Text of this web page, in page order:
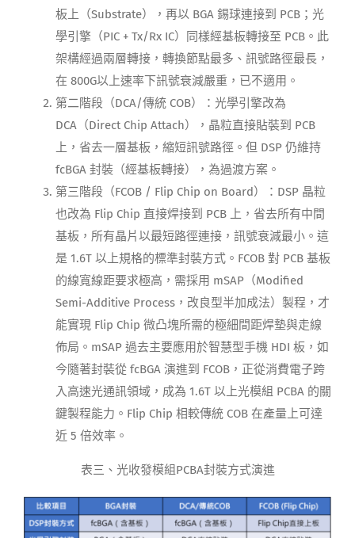
板上（Substrate），再以 BGA 錫球連接到 PCB；光
學引擎（PIC + Tx/Rx IC）同樣經基板轉接至 PCB。此
架構經過兩層轉接，轉換節點最多、訊號路徑最長，
在 800G以上速率下訊號衰減嚴重，已不適用。
第二階段（DCA/傳統 COB）：光學引擎改為
DCA（Direct Chip Attach），晶粒直接貼裝到 PCB
上，省去一層基板，縮短訊號路徑。但 DSP 仍維持
fcBGA 封裝（經基板轉接），為過渡方案。
第三階段（FCOB / Flip Chip on Board）：DSP 晶粒
也改為 Flip Chip 直接焊接到 PCB 上，省去所有中間
基板，所有晶片以最短路徑連接，訊號衰減最小。這
是 1.6T 以上規格的標準封裝方式。FCOB 對 PCB 基板
的線寬線距要求極高，需採用 mSAP（Modified
Semi-Additive Process，改良型半加成法）製程，才
能實現 Flip Chip 微凸塊所需的極細間距焊墊與走線
佈局。mSAP 過去主要應用於智慧型手機 HDI 板，如
今隨著封裝從 fcBGA 演進到 FCOB，正從消費電子跨
入高速光通訊領域，成為 1.6T 以上光模組 PCBA 的關
鍵製程能力。Flip Chip 相較傳統 COB 在產量上可達
近 5 倍效率。
表三、光收發模組PCBA封裝方式演進